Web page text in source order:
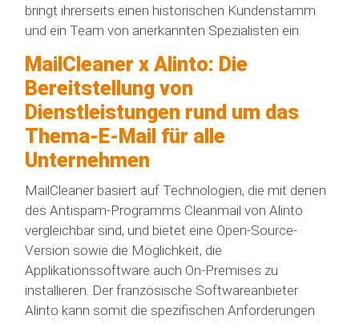
bringt ihrerseits einen historischen Kundenstamm
und ein Team von anerkannten Spezialisten ein.
MailCleaner x Alinto: Die
Bereitstellung von
Dienstleistungen rund um das
Thema-E-Mail für alle
Unternehmen
MailCleaner basiert auf Technologien, die mit denen
des Antispam-Programms Cleanmail von Alinto
vergleichbar sind, und bietet eine Open-Source-
Version sowie die Möglichkeit, die
Applikationssoftware auch On-Premises zu
installieren. Der französische Softwareanbieter
Alinto kann somit die spezifischen Anforderungen